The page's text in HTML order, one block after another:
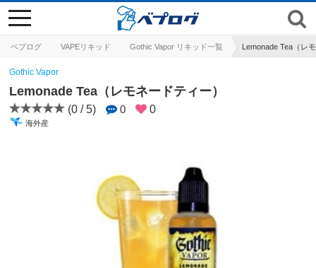
ベプログ VAPEリキッド Gothic Vapor リキッド一覧 Lemonade Tea（レ
toggle
navigation
Gothic Vapor
Lemonade Tea（レモネードティー）
(0 / 5) 0 0
海外産